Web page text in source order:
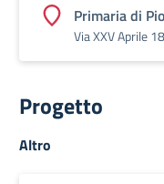
Primaria di
Via XXV Aprile
Progetto
Altro